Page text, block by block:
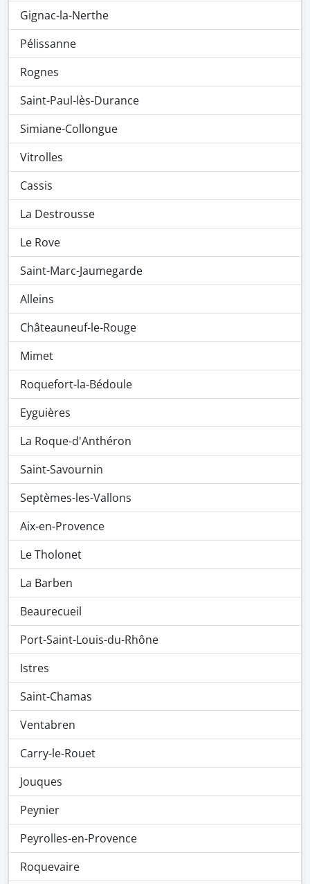
Gignac-la-Nerthe
Pélissanne
Rognes
Saint-Paul-lès-Durance
Simiane-Collongue
Vitrolles
Cassis
La Destrousse
Le Rove
Saint-Marc-Jaumegarde
Alleins
Châteauneuf-le-Rouge
Mimet
Roquefort-la-Bédoule
Eyguières
La Roque-d'Anthéron
Saint-Savournin
Septèmes-les-Vallons
Aix-en-Provence
Le Tholonet
La Barben
Beaurecueil
Port-Saint-Louis-du-Rhône
Istres
Saint-Chamas
Ventabren
Carry-le-Rouet
Jouques
Peynier
Peyrolles-en-Provence
Roquevaire